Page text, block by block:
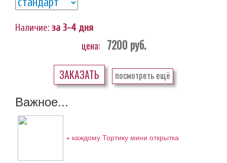
Наличие: за 3-4 дня
цена: 7200руб.
ЗАКАЗАТЬ посмотреть ещё
Важное...
+ каждому Тортику мини открытка